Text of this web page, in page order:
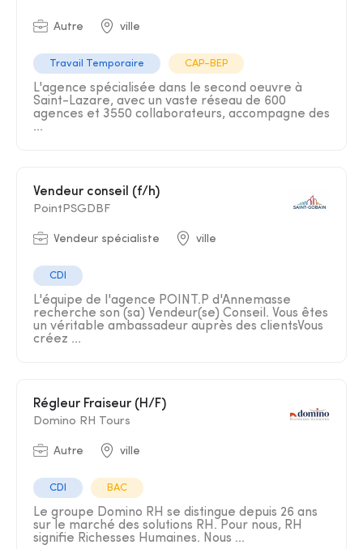
Autre ville
Travail Temporaire CAP-BEP
L'agence spécialisée dans le second oeuvre à
Saint-Lazare, avec un vaste réseau de 600
agences et 3550 collaborateurs, accompagne des
...
Vendeur conseil (f/h)
PointPSGDBF
Vendeur spécialiste ville
CDI
L'équipe de l'agence POINT.P d'Annemasse
recherche son (sa) Vendeur(se) Conseil. Vous êtes
un véritable ambassadeur auprès des clientsVous
créez ...
Régleur Fraiseur (H/F)
Domino RH Tours
Autre ville
CDI BAC
Le groupe Domino RH se distingue depuis 26 ans
sur le marché des solutions RH. Pour nous, RH
signifie Richesses Humaines. Nous ...